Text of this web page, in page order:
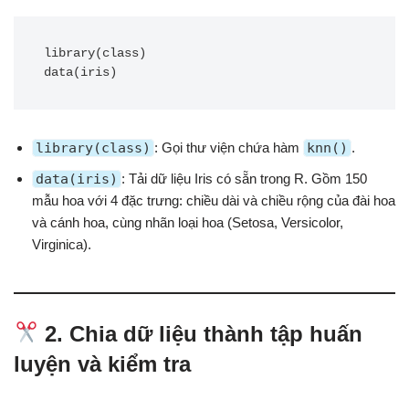
library(class)
library(class) : Gọi thư viện chứa hàm knn() .
data(iris) : Tải dữ liệu Iris có sẵn trong R. Gồm 150
mẫu hoa với 4 đặc trưng: chiều dài và chiều rộng của đài hoa
và cánh hoa, cùng nhãn loại hoa (Setosa, Versicolor,
Virginica).
2. Chia dữ liệu thành tập huấn
luyện và kiểm tra